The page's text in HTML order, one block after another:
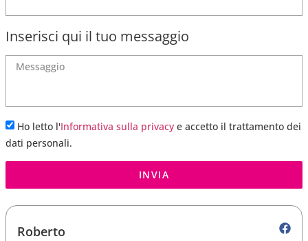
Inserisci qui il tuo messaggio
Ho letto l'Informativa sulla privacy e accetto il trattamento dei
dati personali.
INVIA
Roberto